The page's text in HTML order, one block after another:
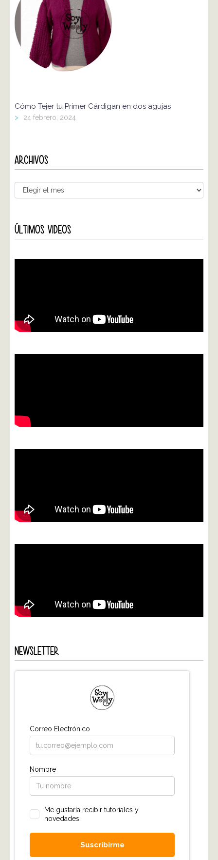
Cómo Tejer tu Primer Cárdigan en dos agujas
> 24 febrero, 2024
ARCHIVOS
ÚLTIMOS VIDEOS
NEWSLETTER